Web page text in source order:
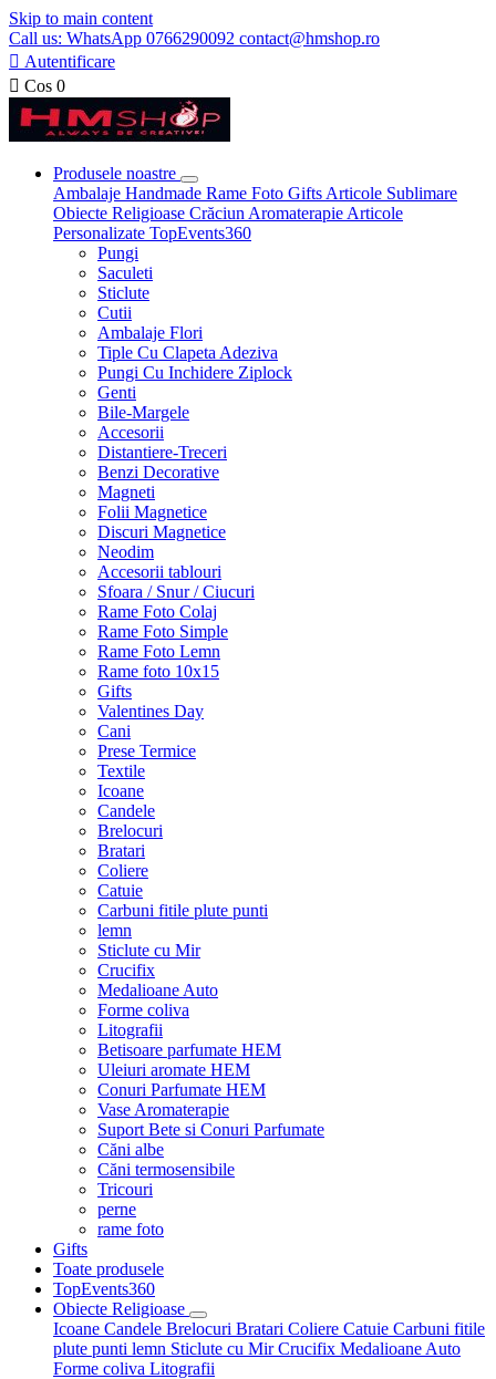
Skip to main content
Call us: WhatsApp 0766290092 contact@hmshop.ro
 Autentificare
 Cos 0
Produsele noastre
Ambalaje Handmade Rame Foto Gifts Articole Sublimare
Obiecte Religioase Crăciun Aromaterapie Articole
Personalizate TopEvents360
Pungi
Saculeti
Sticlute
Cutii
Ambalaje Flori
Tiple Cu Clapeta Adeziva
Pungi Cu Inchidere Ziplock
Genti
Bile-Margele
Accesorii
Distantiere-Treceri
Benzi Decorative
Magneti
Folii Magnetice
Discuri Magnetice
Neodim
Accesorii tablouri
Sfoara / Snur / Ciucuri
Rame Foto Colaj
Rame Foto Simple
Rame Foto Lemn
Rame foto 10x15
Gifts
Valentines Day
Cani
Prese Termice
Textile
Icoane
Candele
Brelocuri
Bratari
Coliere
Catuie
Carbuni fitile plute punti
lemn
Sticlute cu Mir
Crucifix
Medalioane Auto
Forme coliva
Litografii
Betisoare parfumate HEM
Uleiuri aromate HEM
Conuri Parfumate HEM
Vase Aromaterapie
Suport Bete si Conuri Parfumate
Căni albe
Căni termosensibile
Tricouri
perne
rame foto
Gifts
Toate produsele
TopEvents360
Obiecte Religioase
Icoane Candele Brelocuri Bratari Coliere Catuie Carbuni fitile
plute punti lemn Sticlute cu MirCrucifix Medalioane Auto
Forme coliva Litografii